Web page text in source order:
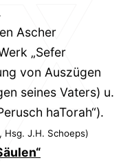
Ascher
„Sefer
von Auszügen
seines Vaters) u.
haTorah“).
Hsg. J.H. Schoeps)